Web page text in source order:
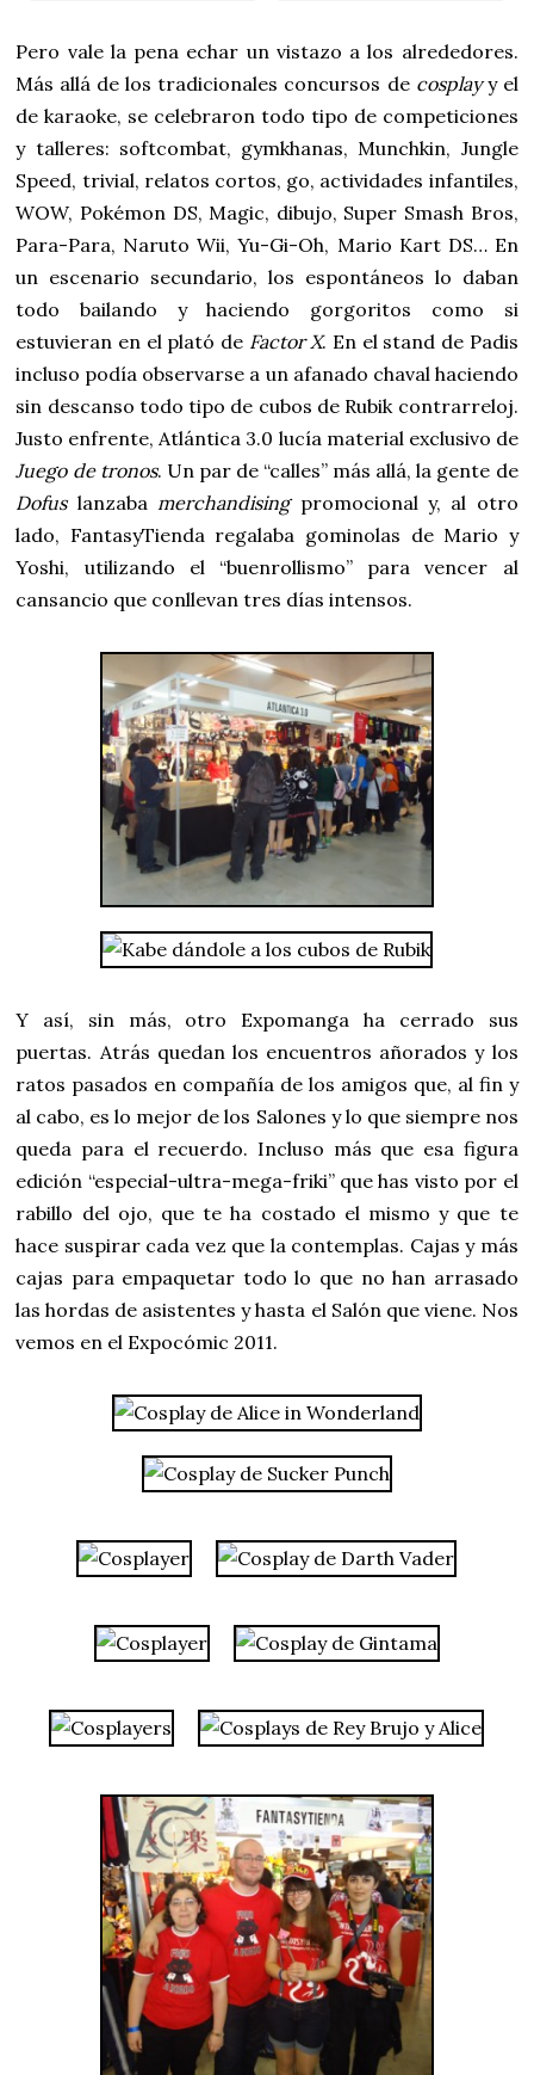
Pero vale la pena echar un vistazo a los alrededores.
Más allá de los tradicionales concursos de cosplayy el
de karaoke, se celebraron todo tipo de competiciones
y talleres: softcombat, gymkhanas, Munchkin, Jungle
Speed, trivial, relatos cortos, go, actividades infantiles,
WOW, Pokémon DS, Magic, dibujo, Super Smash Bros,
Para-Para, Naruto Wii, Yu-Gi-Oh, Mario Kart DS… En
un escenario secundario, los espontáneos lo daban
todo bailando y haciendo gorgoritos como si
estuvieran en el plató de Factor X. En el stand de Padis
incluso podía observarse a un afanado chaval haciendo
sin descanso todo tipo de cubos de Rubik contrarreloj.
Justo enfrente, Atlántica 3.0 lucía material exclusivo de
Juego de tronos. Un par de “calles” más allá, la gente de
Dofus lanzabamerchandising promocional y, al otro
lado, FantasyTienda regalaba gominolas de Mario y
Yoshi, utilizando el “buenrollismo” para vencer al
cansancio que conllevan tres días intensos.
Y así, sin más, otro Expomanga ha cerrado sus
puertas. Atrás quedan los encuentros añorados y los
ratos pasados en compañía de los amigos que, al fin y
al cabo, es lo mejor de los Salones y lo que siempre nos
queda para el recuerdo. Incluso más que esa figura
edición “especial-ultra-mega-friki” que has visto por el
rabillo del ojo, que te ha costado el mismo y que te
hace suspirar cada vez que la contemplas. Cajas y más
cajas para empaquetar todo lo que no han arrasado
las hordas de asistentes y hasta el Salón que viene. Nos
vemos en el Expocómic 2011.